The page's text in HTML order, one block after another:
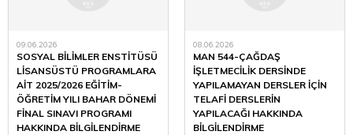
09.06.2026
SOSYAL BİLİMLER ENSTİTÜSÜ
LİSANSÜSTÜ PROGRAMLARA
AİT 2025/2026 EĞİTİM-
ÖĞRETİM YILI BAHAR DÖNEMİ
FİNAL SINAVI PROGRAMI
HAKKINDA BİLGİLENDİRME
08.06.2026
MAN 544-ÇAĞDAŞ
İŞLETMECİLİK DERSİNDE
YAPILAMAYAN DERSLER İÇİN
TELAFİ DERSLERİN
YAPILACAĞI HAKKINDA
BİLGİLENDİRME